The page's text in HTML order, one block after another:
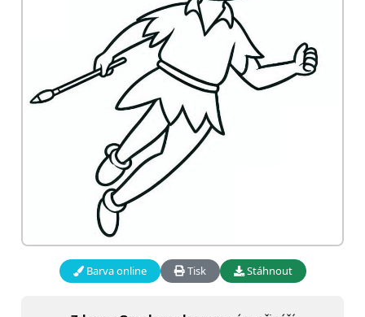
Barva online Tisk Stáhnout